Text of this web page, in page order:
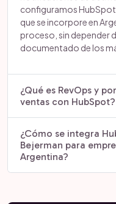
configuramos
que se incorpore en
proceso, sin depender
documentado de los
¿Qué es RevOps y
ventas con HubSpot?
¿Cómo se integra
Bejerman para
Argentina?